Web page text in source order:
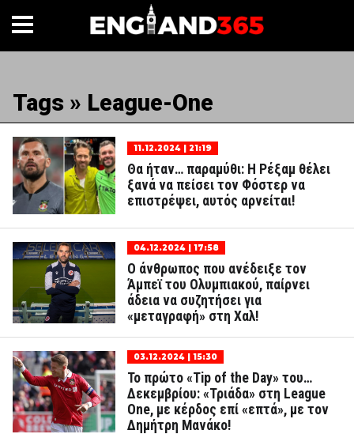
Tags » League-One
11.12.2024 | 21:19
Θα ήταν… παραμύθι: Η Ρέξαμ θέλει
ξανά να πείσει τον Φόστερ να
επιστρέψει, αυτός αρνείται!
04.12.2024 | 17:58
Ο άνθρωπος που ανέδειξε τον
Άμπεϊ του Ολυμπιακού, παίρνει
άδεια να συζητήσει για
«μεταγραφή» στη Χαλ!
03.12.2024 | 15:30
Το πρώτο «Tip of the Day» του…
Δεκεμβρίου: «Τριάδα» στη League
One, με κέρδος επί «επτά», με τον
Δημήτρη Μανάκο!